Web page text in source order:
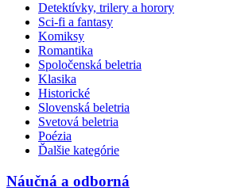
Detektívky, trilery a horory
Sci-fi a fantasy
Komiksy
Romantika
Spoločenská beletria
Klasika
Historické
Slovenská beletria
Svetová beletria
Poézia
Ďalšie kategórie
Náučná a odborná